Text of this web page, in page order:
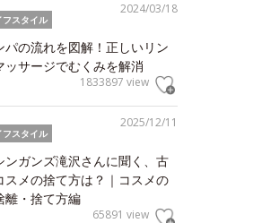
2024/03/18
フスタイル
パの流れを図解！正しいリン
ッサージでむくみを解消
1833897 view
2025/12/11
フスタイル
ンガンズ滝沢さんに聞く、古
スメの捨て方は？｜コスメの
離・捨て方編
65891 view